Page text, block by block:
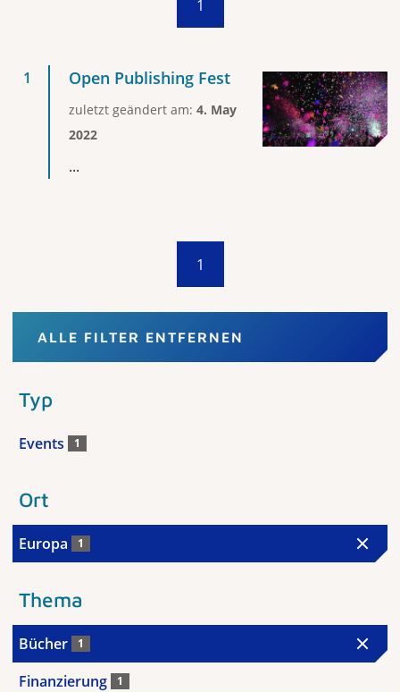
1
Open Publishing Fest
zuletzt geändert am: 4. May
2022
...
1
ALLE FILTER ENTFERNEN
Typ
Events 1
Ort
Europa 1
Thema
Bücher 1
Finanzierung 1